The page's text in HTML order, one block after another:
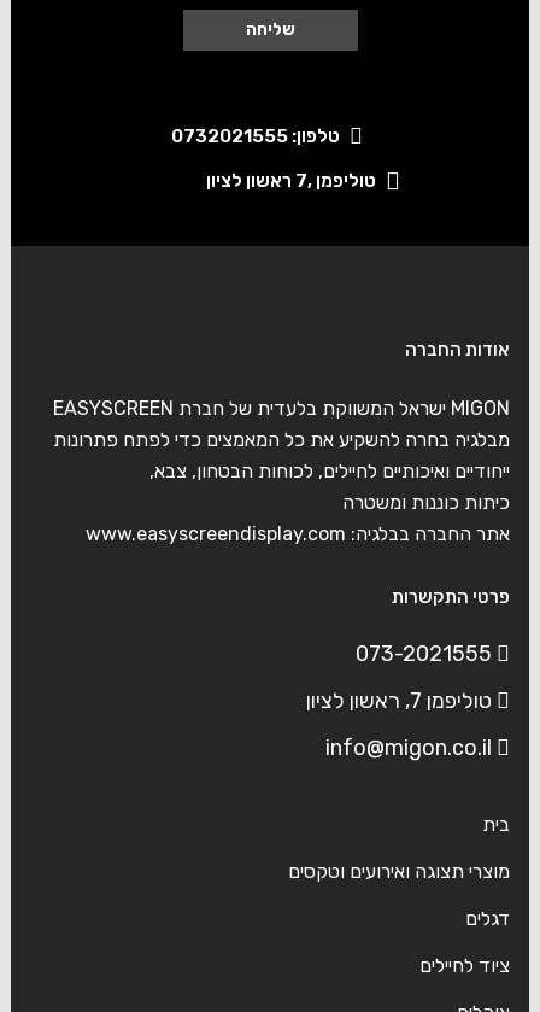
טלפון: 0732021555
טוליפמן ,7 ראשון לציון
אודות החברה
MIGON ישראל המשווקת בלעדית של חברת EASYSCREEN
מבלגיה בחרה להשקיע את כל המאמצים כדי לפתח פתרונות
ייחודיים ואיכותיים לחיילים, לכוחות הבטחון, צבא,
כיתות כוננות ומשטרה
אתר החברה בבלגיה: www.easyscreendisplay.com
פרטי התקשרות
073-2021555
טוליפמן 7, ראשון לציון
info@migon.co.il
בית
מוצרי תצוגה ואירועים וטקסים
דגלים
ציוד לחיילים